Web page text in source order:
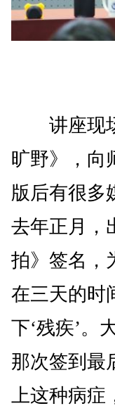
讲座现场
旷野》，向
版后有很多
去年正月，
拍》签名，
在三天的时
下‘残疾’。
那次签到最
上这种病症